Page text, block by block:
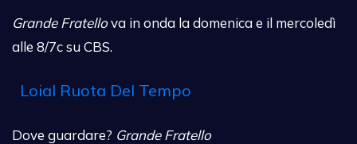
Grande Fratellova in onda la domenica e il mercoledì
alle 8/7c su CBS.
Loial Ruota Del Tempo
Dove guardare? Grande Fratello